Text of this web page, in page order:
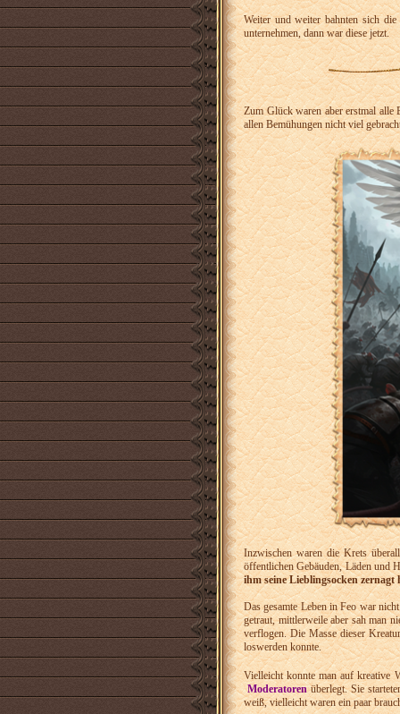
Weiter und weiter bahnten sich
unternehmen, dann war diese jetzt.
Zum Glück waren aber erstmal alle
allen Bemühungen nicht viel
Inzwischen waren die Krets
öffentlichen Gebäuden, Läden und
ihm seine Lieblingsocken zernagt
Das gesamte Leben in Feo war
getraut, mittlerweile aber sah man
verflogen. Die Masse dieser
loswerden konnte.
Vielleicht konnte man auf kreative
Moderatorenüberlegt. Sie
weiß, vielleicht waren ein paar